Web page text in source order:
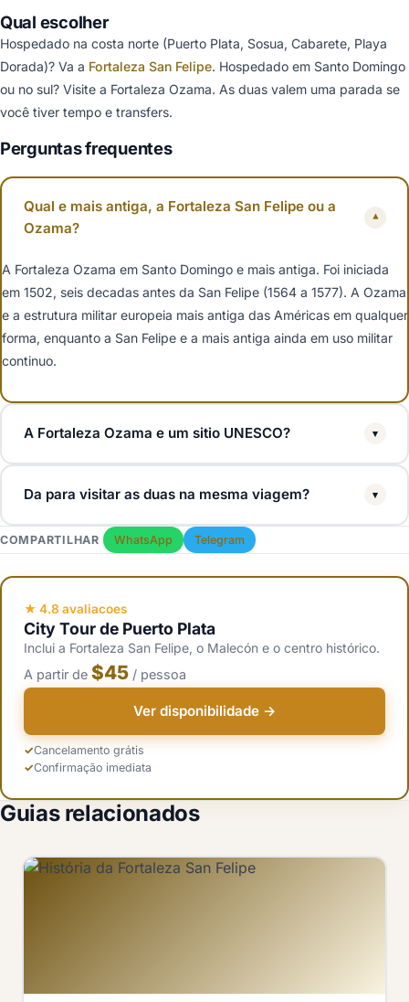
Qual escolher
Hospedado na costa norte (Puerto Plata, Sosua, Cabarete, Playa
Dorada)? Va a Fortaleza San Felipe. Hospedado em Santo Domingo
ou no sul? Visite a Fortaleza Ozama. As duas valem uma parada se
você tiver tempo e transfers.
Perguntas frequentes
Qual e mais antiga, a Fortaleza San Felipe ou a
Ozama?
▾
A Fortaleza Ozama em Santo Domingo e mais antiga. Foi iniciada
em 1502, seis decadas antes da San Felipe (1564 a 1577). A Ozama
e a estrutura militar europeia mais antiga das Américas em qualquer
forma, enquanto a San Felipe e a mais antiga ainda em uso militar
continuo.
A Fortaleza Ozama e um sitio UNESCO? ▾
Sim. A Fortaleza Ozama faz parte da Cidade Colonial de Santo
Domingo, inscrita pela UNESCO em 1990. A Fortaleza San Felipe
em Puerto Plata e um monumento nacional dominicano mas não e
UNESCO.
Da para visitar as duas na mesma viagem? ▾
Sim, mas elas ficam a 3,5 horas de distância. A maioria dos
viajantes escolhe uma conforme onde está hospedada. Passageiros
de cruzeiro de Puerto Plata e hospedes all-inclusive da costa norte
visitam a San Felipe. Visitantes de Santo Domingo e resorts do sul
visitam a Ozama.
COMPARTILHAR WhatsApp Telegram
★ 4.8 avaliacoes
City Tour de Puerto Plata
Inclui a Fortaleza San Felipe, o Malecón e o centro histórico.
A partir de $45 / pessoa
Ver disponibilidade →
Cancelamento grátis
Confirmação imediata
Guias relacionados